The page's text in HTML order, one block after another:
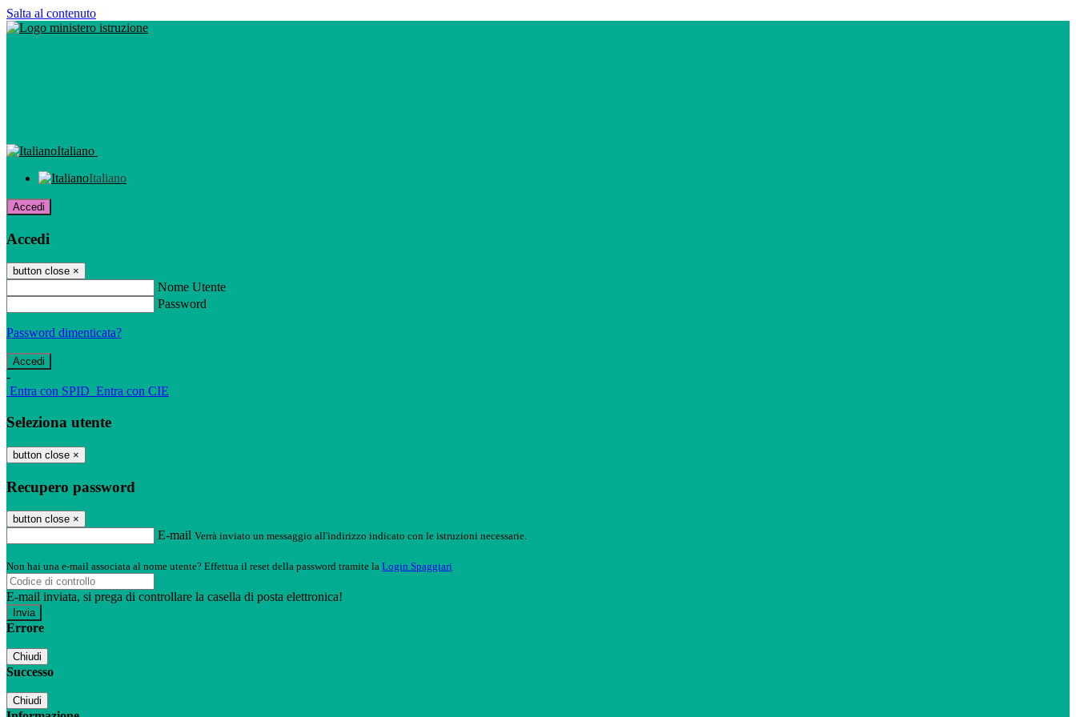
Salta al contenuto
Italiano
Italiano
Accedi
Accedi
button close ×
Nome Utente
Password
Password dimenticata?
-
Entra con SPID Entra con CIE
Seleziona utente
button close ×
Recupero password
button close ×
E-mail Verrà inviato un messaggio all'indirizzo indicato con le istruzioni necessarie.
Non hai una e-mail associata al nome utente? Effettua il reset della password tramite la Login Spaggiari
E-mail inviata, si prega di controllare la casella di posta elettronica!
Errore
Chiudi
Successo
Chiudi